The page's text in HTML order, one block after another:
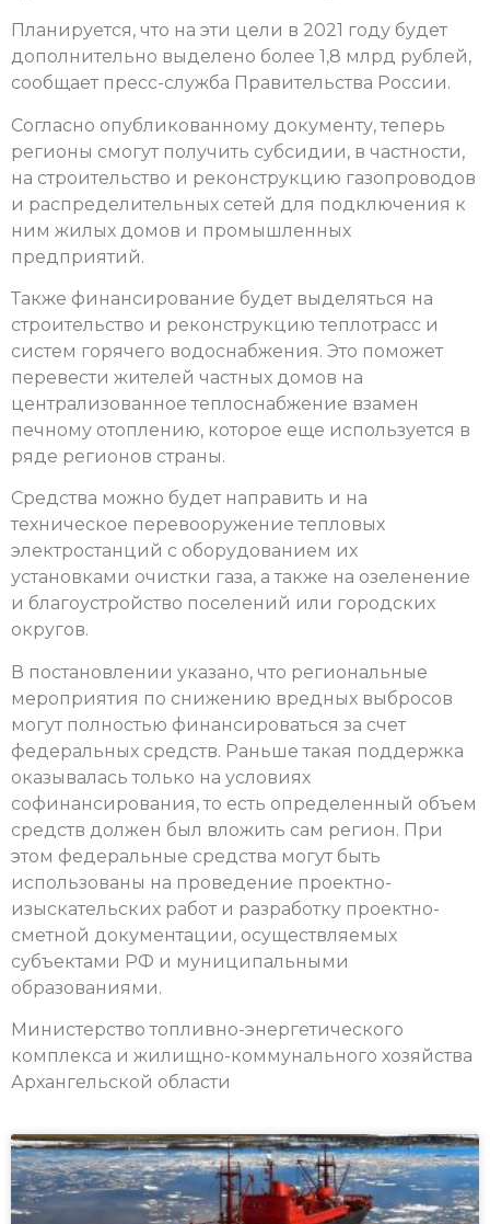
Планируется, что на эти цели в 2021 году будет
дополнительно выделено более 1,8 млрд рублей,
сообщает пресс-служба Правительства России.
Согласно опубликованному документу, теперь
регионы смогут получить субсидии, в частности,
на строительство и реконструкцию газопроводов
и распределительных сетей для подключения к
ним жилых домов и промышленных
предприятий.
Также финансирование будет выделяться на
строительство и реконструкцию теплотрасс и
систем горячего водоснабжения. Это поможет
перевести жителей частных домов на
централизованное теплоснабжение взамен
печному отоплению, которое еще используется в
ряде регионов страны.
Средства можно будет направить и на
техническое перевооружение тепловых
электростанций с оборудованием их
установками очистки газа, а также на озеленение
и благоустройство поселений или городских
округов.
В постановлении указано, что региональные
мероприятия по снижению вредных выбросов
могут полностью финансироваться за счет
федеральных средств. Раньше такая поддержка
оказывалась только на условиях
софинансирования, то есть определенный объем
средств должен был вложить сам регион. При
этом федеральные средства могут быть
использованы на проведение проектно-
изыскательских работ и разработку проектно-
сметной документации, осуществляемых
субъектами РФ и муниципальными
образованиями.
Министерство топливно-энергетического
комплекса и жилищно-коммунального хозяйства
Архангельской области